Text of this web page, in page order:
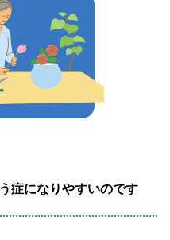
症になりやすいのです